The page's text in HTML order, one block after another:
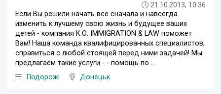
21.10.2013, 10:36
Если Вы решили начать все сначала и навсегда
изменить к лучшему свою жизнь и будущее ваших
детей - компания К.О. IMMIGRATION & LAW поможет
Вам! Наша команда квалифицированных специалистов,
справиться с любой стоящей перед ними задачей! Мы
предлагаем такие услуги - - помощь по ...
Подорожі
Донецьк